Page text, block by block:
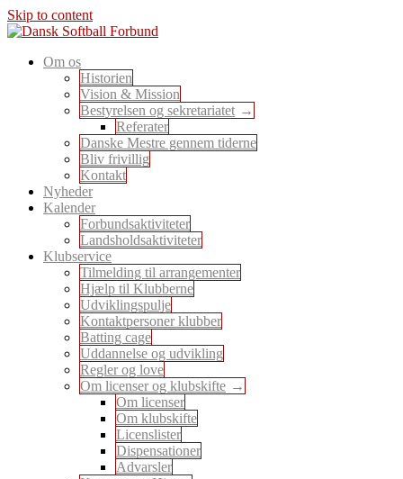
Skip to content
Dansk Softball Forbund
En sport for alle
Om os
Historien
Vision & Mission
Bestyrelsen og sekretariatet
Referater
Danske Mestre gennem tiderne
Bliv frivillig
Kontakt
Nyheder
Kalender
Forbundsaktiviteter
Landsholdsaktiviteter
Klubservice
Tilmelding til arrangementer
Hjælp til Klubberne
Udviklingspulje
Kontaktpersoner klubber
Batting cage
Uddannelse og udvikling
Regler og love
Om licenser og klubskifte
Om licenser
Om klubskifte
Licenslister
Dispensationer
Advarsler